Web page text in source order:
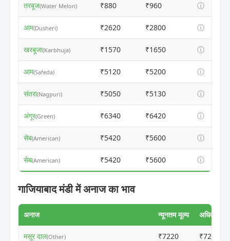
तरबूज(Water Melon) ₹880 ₹960 ⓘ
आम(Dusheri) ₹2620 ₹2800 ⓘ
खरबूजा(Karbhuja) ₹1570 ₹1650 ⓘ
आम(Safeda) ₹5120 ₹5200 ⓘ
संतरा(Nagpuri) ₹5050 ₹5130 ⓘ
अंगूर(Green) ₹6340 ₹6420 ⓘ
सेब(American) ₹5420 ₹5600 ⓘ
सेब(American) ₹5420 ₹5600 ⓘ
गाजियाबाद मंडी में अनाज का भाव
अनाज न्यूनतम मूल्य अधिकतम
मसूर दाल(Other) ₹7220 ₹7200